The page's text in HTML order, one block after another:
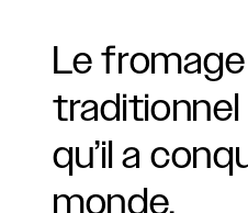
Lefromage
traditionnel
qu’il a
monde.